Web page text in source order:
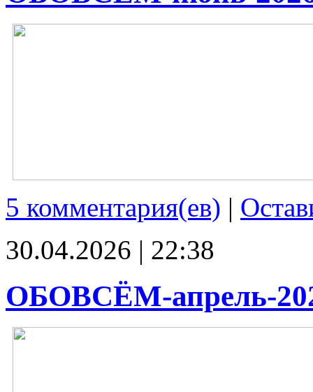
5 комментария(ев) |
30.04.2026 | 22:38
ОБОВСЁМ-апрель-